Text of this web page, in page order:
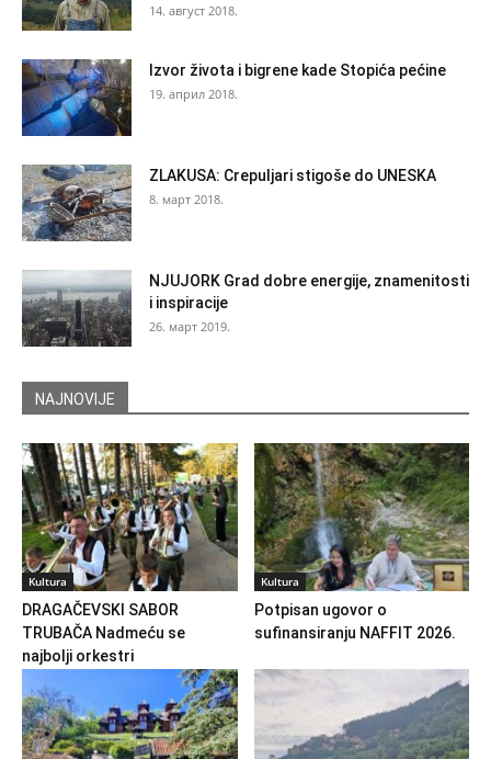
14. август 2018.
Izvor života i bigrene kade Stopića pećine
19. април 2018.
ZLAKUSA: Crepuljari stigoše do UNESKA
8. март 2018.
NJUJORK Grad dobre energije, znamenitosti
i inspiracije
26. март 2019.
NAJNOVIJE
Kultura
DRAGAČEVSKI SABOR
TRUBAČA Nadmeću se
najbolji orkestri
Kultura
Potpisan ugovor o
sufinansiranju NAFFIT 2026.